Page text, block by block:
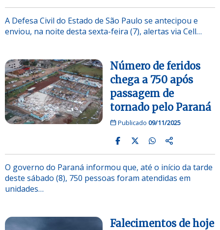
A Defesa Civil do Estado de São Paulo se antecipou e
enviou, na noite desta sexta-feira (7), alertas via Cell…
Número de feridos
chega a 750 após
passagem de
tornado pelo Paraná
Publicado 09/11/2025
O governo do Paraná informou que, até o início da tarde
deste sábado (8), 750 pessoas foram atendidas em
unidades…
Falecimentos de hoje